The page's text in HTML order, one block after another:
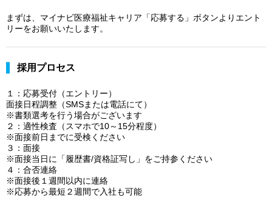
まずは、マイナビ医療福祉キャリア「応募する」ボタンよりエント
リーをお願いいたします。
採用プロセス
１：応募受付（エントリー）
面接日程調整（SMSまたは電話にて）
※書類選考を行う場合がございます
２：適性検査（スマホで10～15分程度）
※面接前日までに受検ください
３：面接
※面接当日に「履歴書/資格証写し」をご持参ください
４：合否連絡
※面接後１週間以内に連絡
※応募から最短２週間で入社も可能